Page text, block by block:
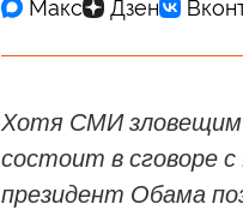
Хотя СМИ
состоит в сговоре
президент Обама